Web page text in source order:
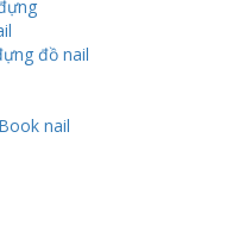
đồ nail
nail